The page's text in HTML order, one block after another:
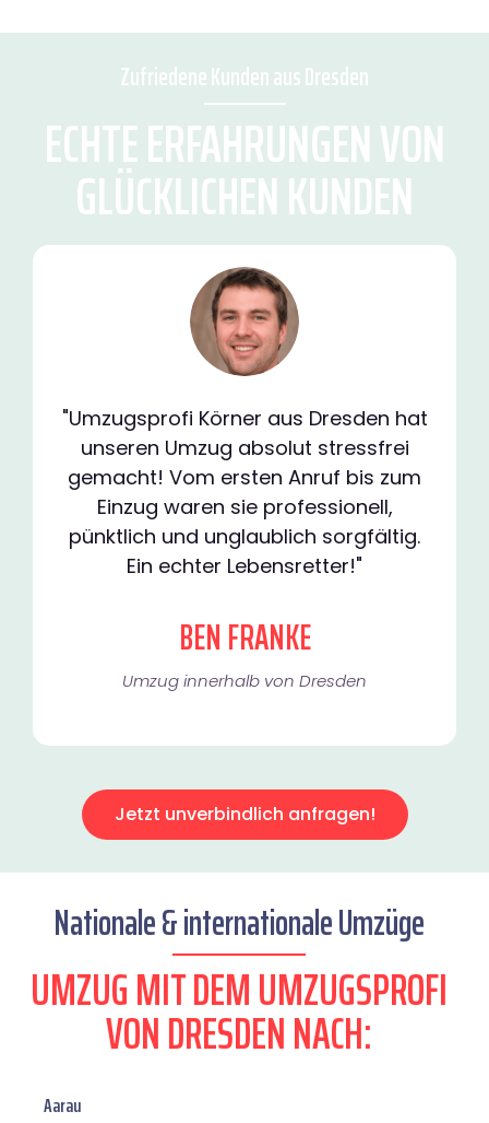
Zufriedene Kunden aus Dresden
ECHTE ERFAHRUNGEN VON
GLÜCKLICHEN KUNDEN
"Umzugsprofi Körner aus Dresden hat
unseren Umzug absolut stressfrei
gemacht! Vom ersten Anruf bis zum
Einzug waren sie professionell,
pünktlich und unglaublich sorgfältig.
Ein echter Lebensretter!"
BEN FRANKE
Umzug innerhalb von Dresden​
Jetzt unverbindlich anfragen!
Nationale & internationale Umzüge
UMZUG MIT DEM UMZUGSPROFI
VON DRESDEN NACH:
Aarau